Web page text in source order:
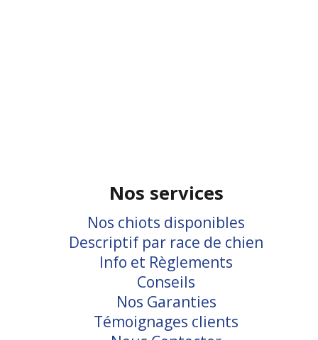
Nos services
Nos chiots disponibles
Descriptif par race de chien
Info et Règlements
Conseils
Nos Garanties
Témoignages clients